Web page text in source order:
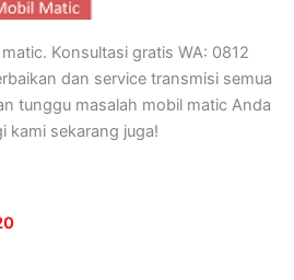
Konsultasi gratis WA: 0812
dan service transmisi semua
tunggu masalah mobil matic Anda
kami sekarang juga!